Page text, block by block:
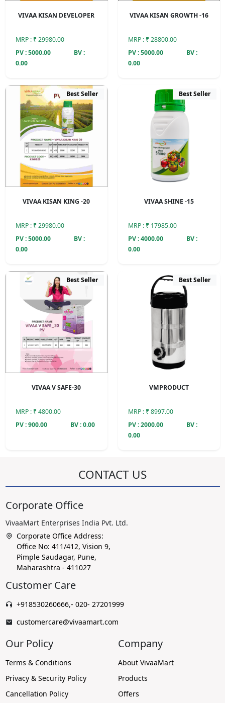
VIVAA KISAN DEVELOPER
MRP : ₹ 29980.00
PV : 5000.00
BV :
0.00
VIVAA KISAN GROWTH -16
MRP : ₹ 28800.00
PV : 5000.00
BV :
0.00
Best Seller
VIVAA KISAN KING -20
MRP : ₹ 29980.00
PV : 5000.00
BV :
0.00
Best Seller
VIVAA SHINE -15
MRP : ₹ 17985.00
PV : 4000.00
BV :
0.00
Best Seller
VIVAA V SAFE-30
MRP : ₹ 4800.00
PV : 900.00
BV : 0.00
Best Seller
VMPRODUCT
MRP : ₹ 8997.00
PV : 2000.00
BV :
0.00
CONTACT US
Corporate Office
VivaaMart Enterprises India Pvt. Ltd.
Corporate Office Address:
Office No: 411/412, Vision 9,
Pimple Saudagar, Pune,
Maharashtra - 411027
Customer Care
+918530260666,- 020- 27201999
customercare@vivaamart.com
Our Policy
Terms & Conditions
Privacy & Security Policy
Cancellation Policy
Company
About VivaaMart
Products
Offers